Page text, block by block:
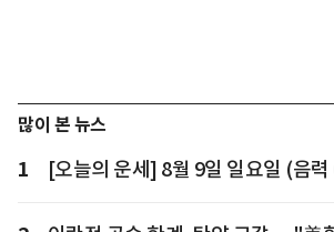
많이 본 뉴스
1 [오늘의 운세] 8월 9일 일요일 (음